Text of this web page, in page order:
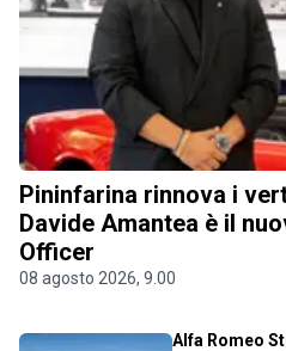
Pininfarina rinnova i
Davide Amantea è il
Officer
08 agosto 2026, 9.00
Alfa Romeo